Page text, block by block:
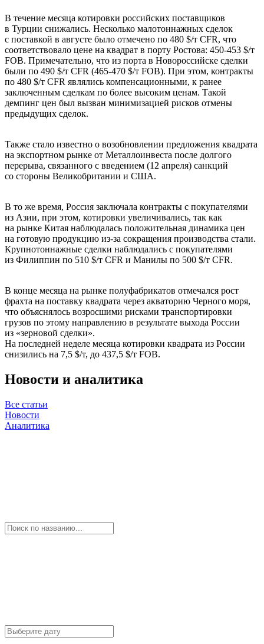
В течение месяца котировки российских поставщиков
в Турции снижались. Несколько малотоннажных сделок
с поставкой в августе было отмечено по 480 $/т CFR, что
соответствовало цене на квадрат в порту Ростова: 450-453 $/т
FOB. Примечательно, что из порта в Новороссийске сделки
были по 490 $/т CFR (465-470 $/т FOB). При этом, контракты
по 480 $/т CFR являлись компенсационными, к ранее
заключенным сделкам по более высоким ценам. Такой
демпинг цен был вызван минимизацией рисков отмены
предыдущих сделок.
Также стало известно о возобновлении предложения квадрата
на экспортном рынке от Металлоинвеста после долгого
перерыва, связанного с введением (12 апреля) санкций
со стороны Великобритании и США.
В то же время, Россия заключала контракты с покупателями
из Азии, при этом, котировки увеличивались, так как
на рынке Китая наблюдалась положительная динамика цен
на готовую продукцию из-за сокращения производства стали.
Крупнотоннажные сделки наблюдались с покупателями
из Филиппин по 510 $/т CFR и Манилы по 500 $/т CFR.
В конце месяца на рынке полуфабрикатов отмечался рост
фрахта на поставку квадрата через акваторию Черного моря,
что объяснялось возросшими рисками транспортировки
грузов по этому направлению в результате выхода России
из «зерновой сделки».
На последней неделе месяца котировки квадрата из России
снизились на 7,5 $/т, до 437,5 $/т FOB.
Новости и аналитика
Все статьи
Новости
Аналитика